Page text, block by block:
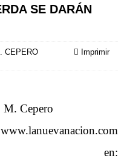
SE DARÁN
Imprimir
CEPERO
Cepero
en: